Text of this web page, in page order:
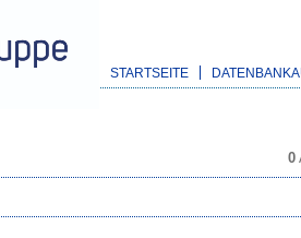
STARTSEITE
0